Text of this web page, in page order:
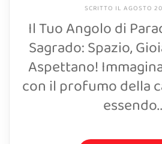
SCRITTO IL AGOSTO
Il Tuo Angolo di
Sagrado: Spazio,
Aspettano!
con il profumo della